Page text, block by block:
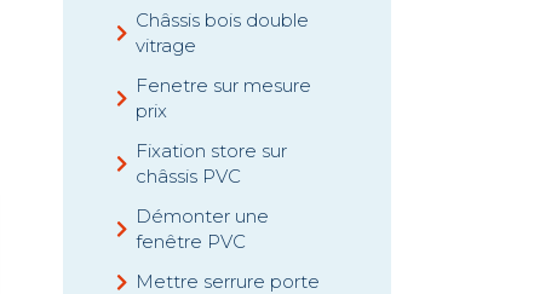
Châssis bois double
vitrage
Fenetre sur mesure
prix
Fixation store sur
châssis PVC
Démonter une
fenêtre PVC
Mettre serrure porte